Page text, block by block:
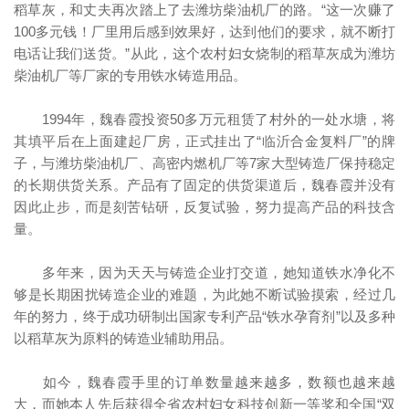
稻草灰，和丈夫再次踏上了去潍坊柴油机厂的路。“这一次赚了
100多元钱！厂里用后感到效果好，达到他们的要求，就不断打
电话让我们送货。”从此，这个农村妇女烧制的稻草灰成为潍坊
柴油机厂等厂家的专用铁水铸造用品。
1994年，魏春霞投资50多万元租赁了村外的一处水塘，将
其填平后在上面建起厂房，正式挂出了“临沂合金复料厂”的牌
子，与潍坊柴油机厂、高密内燃机厂等7家大型铸造厂保持稳定
的长期供货关系。产品有了固定的供货渠道后，魏春霞并没有
因此止步，而是刻苦钻研，反复试验，努力提高产品的科技含
量。
多年来，因为天天与铸造企业打交道，她知道铁水净化不
够是长期困扰铸造企业的难题，为此她不断试验摸索，经过几
年的努力，终于成功研制出国家专利产品“铁水孕育剂”以及多种
以稻草灰为原料的铸造业辅助用品。
如今，魏春霞手里的订单数量越来越多，数额也越来越
大，而她本人先后获得全省农村妇女科技创新一等奖和全国“双